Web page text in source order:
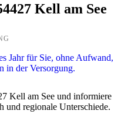
Kell am See
Kell am See und informiere
und regionale Unterschiede.